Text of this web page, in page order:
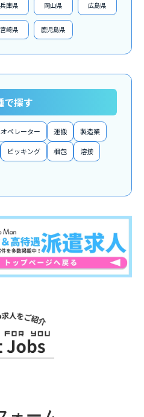
兵庫県 岡山県 広島県
宮崎県 鹿児島県
で探す
ペレーター 運搬 製造業
ピッキング 梱包 溶接